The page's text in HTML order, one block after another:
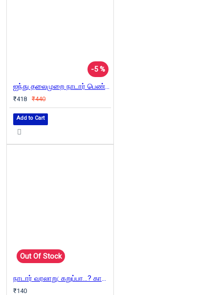
-5 %
ஐந்து தலைமுறை நாடார் பெண்களின் கதை
₹418 ₹440
Add to Cart
Out Of Stock
நாடார் வரலாறு: கறுப்பா...? காவியா...?
₹140